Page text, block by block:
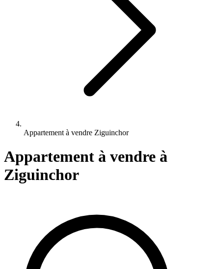
Appartement à vendre Ziguinchor
Appartement à vendre à
Ziguinchor